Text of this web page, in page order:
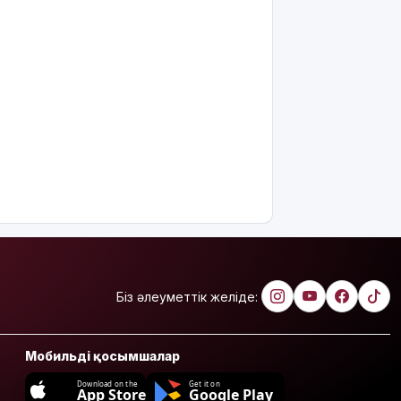
Біз әлеуметтік желіде:
Мобильді қосымшалар
Download on the
App Store
Get it on
Google Play